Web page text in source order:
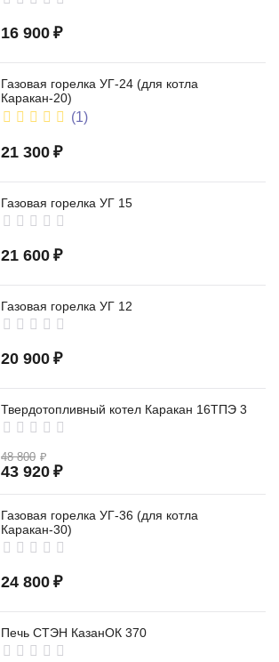
16 900 ₽
Газовая горелка УГ-24 (для котла
Каракан-20)
(1)
21 300 ₽
Газовая горелка УГ 15
21 600 ₽
Газовая горелка УГ 12
20 900 ₽
Твердотопливный котел Каракан 16ТПЭ 3
48 800 ₽
43 920 ₽
Газовая горелка УГ-36 (для котла
Каракан-30)
24 800 ₽
Печь СТЭН КазанОК 370